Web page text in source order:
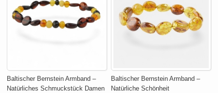
Baltischer Bernstein Armband –
Natürliches Schmuckstück Damen
Baltischer Bernstein Armband –
Natürliche Schönheit